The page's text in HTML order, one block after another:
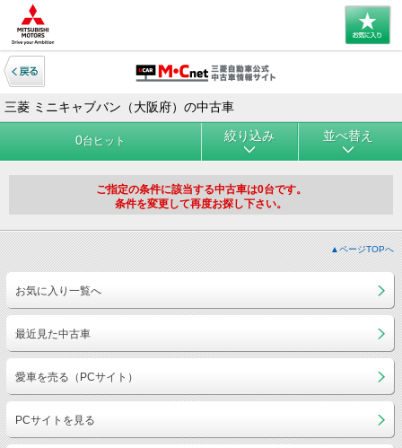
三菱 ミニキャブバン（大阪府）の中古車
0台ヒット 絞り込み 並べ替え
ご指定の条件に該当する中古車は0台です。
条件を変更して再度お探し下さい。
▲ページTOPへ
お気に入り一覧へ
最近見た中古車
愛車を売る（PCサイト）
PCサイトを見る